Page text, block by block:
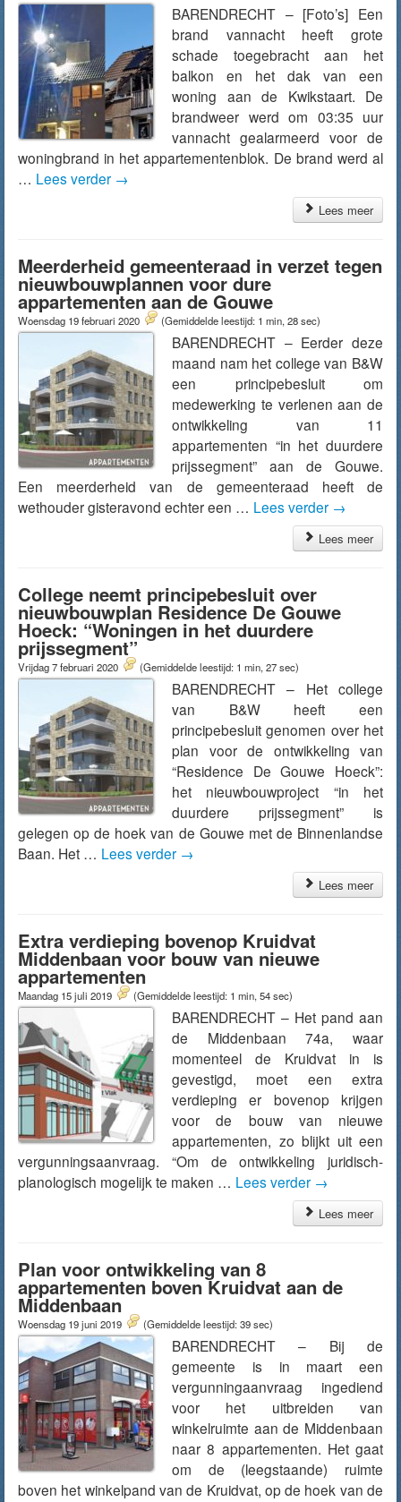
BARENDRECHT – [Foto’s] Een
brand vannacht heeft grote
schade toegebracht aan het
balkon en het dak van een
woning aan de Kwikstaart. De
brandweer werd om 03:35 uur
vannacht gealarmeerd voor de
woningbrand in het appartementenblok. De brand werd al
… Lees verder →
Lees meer
Meerderheid gemeenteraad in verzet tegen
nieuwbouwplannen voor dure
appartementen aan de Gouwe
Woensdag 19 februari 2020 (Gemiddelde leestijd: 1 min, 28 sec)
BARENDRECHT – Eerder deze
maand nam het college van B&W
een principebesluit om
medewerking te verlenen aan de
ontwikkeling van 11
appartementen “in het duurdere
prijssegment” aan de Gouwe.
Een meerderheid van de gemeenteraad heeft de
wethouder gisteravond echter een … Lees verder →
Lees meer
College neemt principebesluit over
nieuwbouwplan Residence De Gouwe
Hoeck: “Woningen in het duurdere
prijssegment”
Vrijdag 7 februari 2020 (Gemiddelde leestijd: 1 min, 27 sec)
BARENDRECHT – Het college
van B&W heeft een
principebesluit genomen over het
plan voor de ontwikkeling van
“Residence De Gouwe Hoeck”:
het nieuwbouwproject “in het
duurdere prijssegment” is
gelegen op de hoek van de Gouwe met de Binnenlandse
Baan. Het … Lees verder →
Lees meer
Extra verdieping bovenop Kruidvat
Middenbaan voor bouw van nieuwe
appartementen
Maandag 15 juli 2019 (Gemiddelde leestijd: 1 min, 54 sec)
BARENDRECHT – Het pand aan
de Middenbaan 74a, waar
momenteel de Kruidvat in is
gevestigd, moet een extra
verdieping er bovenop krijgen
voor de bouw van nieuwe
appartementen, zo blijkt uit een
vergunningsaanvraag. “Om de ontwikkeling juridisch-
planologisch mogelijk te maken … Lees verder →
Lees meer
Plan voor ontwikkeling van 8
appartementen boven Kruidvat aan de
Middenbaan
Woensdag 19 juni 2019 (Gemiddelde leestijd: 39 sec)
BARENDRECHT – Bij de
gemeente is in maart een
vergunningaanvraag ingediend
voor het uitbreiden van
winkelruimte aan de Middenbaan
naar 8 appartementen. Het gaat
om de (leegstaande) ruimte
boven het winkelpand van de Kruidvat, op de hoek van de